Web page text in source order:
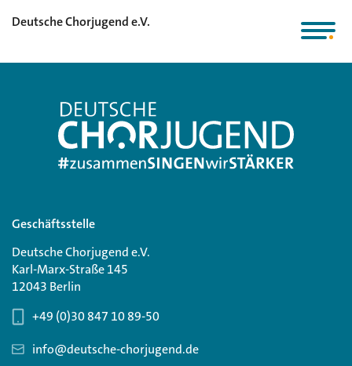
Deutsche Chorjugend e.V.
Geschäftsstelle
Deutsche Chorjugend e.V.
Karl-Marx-Straße 145
12043 Berlin
+49 (0)30 847 10 89-50
info@deutsche-chorjugend.de